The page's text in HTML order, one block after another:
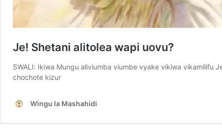
Je! Shetani alitolea wapi uovu?
SWALI: Ikiwa Mungu aliviumba viumbe vyake vikiwa vikamilifu
chochote kizur
Wingu la Mashahidi